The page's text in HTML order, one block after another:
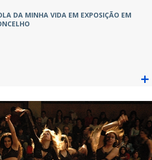
DA MINHA VIDA EM EXPOSIÇÃO EM